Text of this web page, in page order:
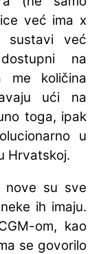
već ima x
sustavi već
na
me količina
ući na
toga, ipak
u
Hrvatskoj.
nove su sve
ih imaju.
om, kao
se govorilo